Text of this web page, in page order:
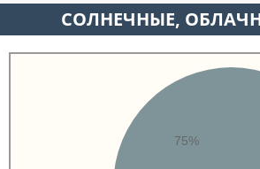
CОЛНЕЧНЫЕ,
75%